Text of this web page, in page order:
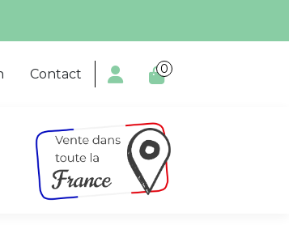
Contact  0